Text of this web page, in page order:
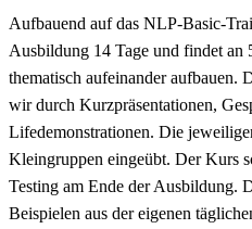
Aufbauend auf das NLP-Basic-
Ausbildung 14 Tage und findet an
thematisch aufeinander aufbauen.
wir durch Kurzpräsentationen,
Lifedemonstrationen. Die
Kleingruppen eingeübt. Der Kurs
Testing am Ende der Ausbildung.
Beispielen aus der eigenen